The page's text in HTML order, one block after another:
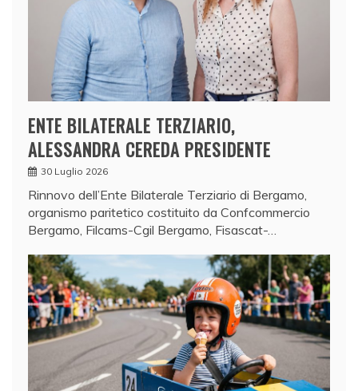
ENTE BILATERALE TERZIARIO,
ALESSANDRA CEREDA PRESIDENTE
30 Luglio 2026
Rinnovo dell’Ente Bilaterale Terziario di Bergamo,
organismo paritetico costituito da Confcommercio
Bergamo, Filcams-Cgil Bergamo, Fisascat-…